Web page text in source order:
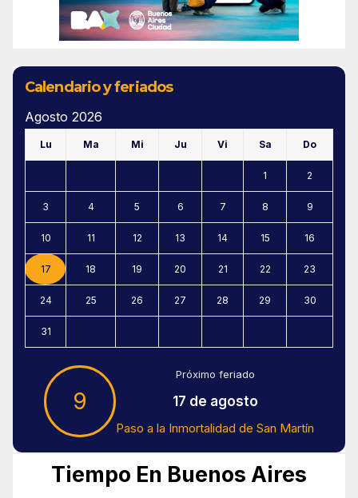
Calendario y feriados
Agosto 2026
Lu Ma Mi Ju Vi Sa Do
1 2
3 4 5 6 7 8 9
10 11 12 13 14 15 16
17 18 19 20 21 22 23
24 25 26 27 28 29 30
31
9
Próximo feriado
17 de agosto
Paso a la Inmortalidad de San Martín
Tiempo En Buenos Aires